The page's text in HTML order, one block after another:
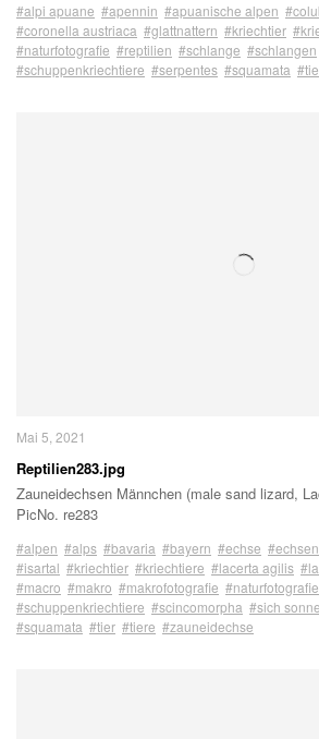
#alpi apuane #apennin #apuanische alpen
#coronella austriaca #glattnattern #kriechtier
#naturfotografie #reptilien #schlange #schlangen
#schuppenkriechtiere #serpentes #squamata
Mai 5, 2021
Reptilien283.jpg
Zauneidechsen Männchen (male sand lizard,
PicNo. re283
#alpen #alps #bavaria #bayern #echse #echsen
#isartal #kriechtier #kriechtiere #lacerta agilis
#macro #makro #makrofotografie #naturfotografie
#schuppenkriechtiere #scincomorpha #sich
#squamata #tier #tiere #zauneidechse